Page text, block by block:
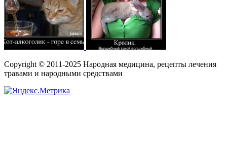
Copyright © 2011-2025 Народная медицина, рецепты лечения
травами и народными средствами